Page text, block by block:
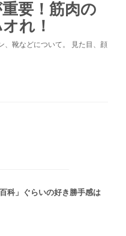
要！筋肉の
れ！
、靴などについて。 見た目、顔
科」ぐらいの好き勝手感は